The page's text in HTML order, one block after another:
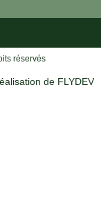
réservés
de FLYDEV